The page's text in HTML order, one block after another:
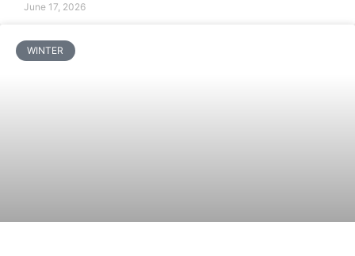
June 17, 2026
WINTER